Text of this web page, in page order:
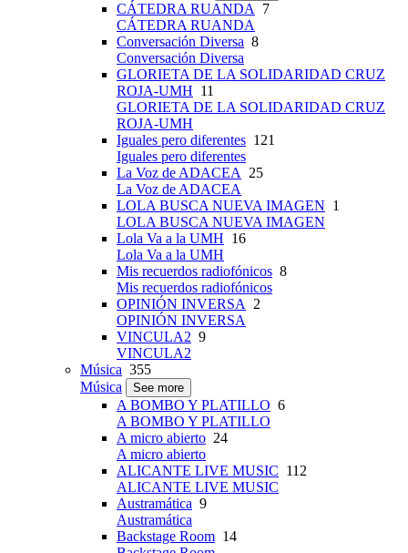
CÁTEDRA RUANDA 7
CÁTEDRA RUANDA
Conversación Diversa 8
Conversación Diversa
GLORIETA DE LA SOLIDARIDAD CRUZ
ROJA-UMH 11
GLORIETA DE LA SOLIDARIDAD CRUZ
ROJA-UMH
Iguales pero diferentes 121
Iguales pero diferentes
La Voz de ADACEA 25
La Voz de ADACEA
LOLA BUSCA NUEVA IMAGEN 1
LOLA BUSCA NUEVA IMAGEN
Lola Va a la UMH 16
Lola Va a la UMH
Mis recuerdos radiofónicos 8
Mis recuerdos radiofónicos
OPINIÓN INVERSA 2
OPINIÓN INVERSA
VINCULA2 9
VINCULA2
Música 355
Música
See more
A BOMBO Y PLATILLO 6
A BOMBO Y PLATILLO
A micro abierto 24
A micro abierto
ALICANTE LIVE MUSIC 112
ALICANTE LIVE MUSIC
Austramática 9
Austramática
Backstage Room 14